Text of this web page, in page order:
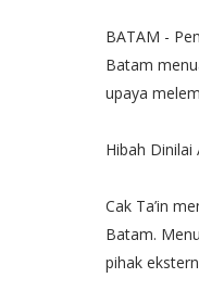
BATAM -
Batam
upaya
Hibah
Cak Ta’in
Batam.
pihak